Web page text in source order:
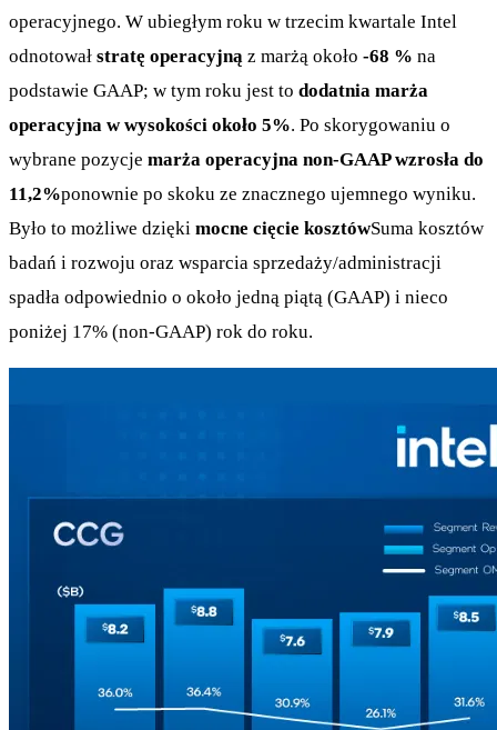
operacyjnego. W ubiegłym roku w trzecim kwartale Intel
odnotował stratę operacyjną z marżą około -68 % na
podstawie GAAP; w tym roku jest to dodatnia marża
operacyjna w wysokości około 5%. Po skorygowaniu o
wybrane pozycje marża operacyjna non-GAAP wzrosła do
11,2%ponownie po skoku ze znacznego ujemnego wyniku.
Było to możliwe dzięki mocne cięcie kosztówSuma kosztów
badań i rozwoju oraz wsparcia sprzedaży/administracji
spadła odpowiednio o około jedną piątą (GAAP) i nieco
poniżej 17% (non-GAAP) rok do roku.